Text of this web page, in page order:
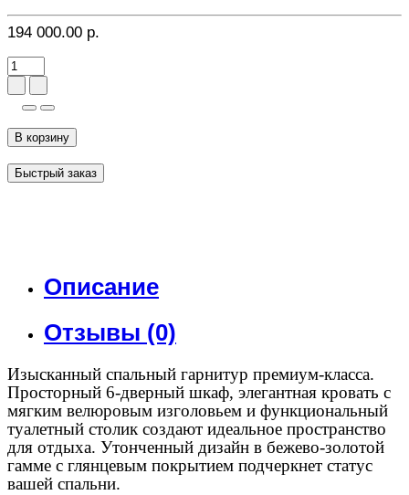
194 000.00 р.
В корзину
Быстрый заказ
Описание
Отзывы (0)
Изысканный спальный гарнитур премиум-класса.
Просторный 6-дверный шкаф, элегантная кровать с
мягким велюровым изголовьем и функциональный
туалетный столик создают идеальное пространство
для отдыха. Утонченный дизайн в бежево-золотой
гамме с глянцевым покрытием подчеркнет статус
вашей спальни.